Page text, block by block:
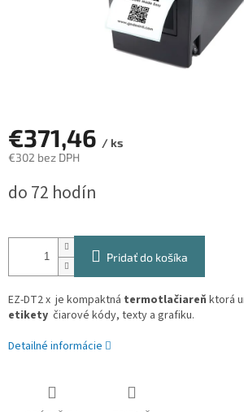
€371,46 / ks
€302 bez DPH
cena:
do 72 hodín
Pridať do košíka
EZ-DT2 x je kompaktná termotlačiareň ktorá
etikety čiarové kódy, texty a grafiku.
Detailné informácie